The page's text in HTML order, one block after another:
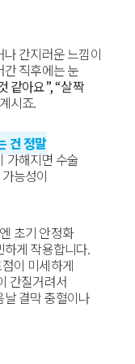
간지러운 느낌이
직후에는 눈
같아요”, “살짝
시죠.
건 정말
가해지면 수술
능성이
초기 안정화
게 작용합니다.
이 미세하게
간질거려서
결막 충혈이나